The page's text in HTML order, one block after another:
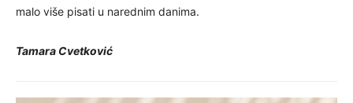
malo više pisati u narednim danima.
Tamara Cvetković